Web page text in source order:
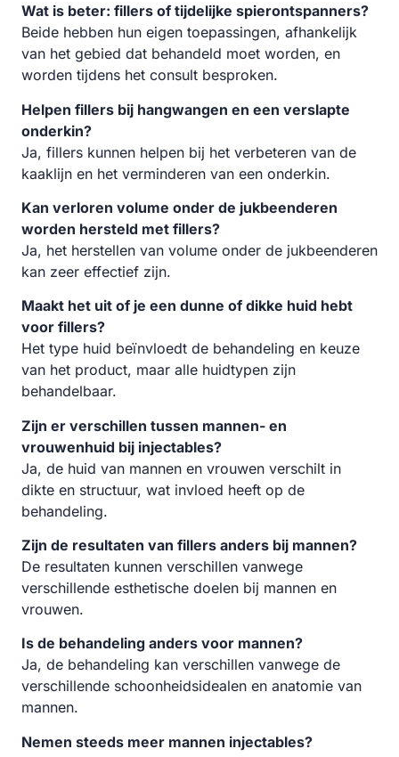
Wat is beter: fillers of tijdelijke spierontspanners?
Beide hebben hun eigen toepassingen, afhankelijk
van het gebied dat behandeld moet worden, en
worden tijdens het consult besproken.
Helpen fillers bij hangwangen en een verslapte
onderkin?
Ja, fillers kunnen helpen bij het verbeteren van de
kaaklijn en het verminderen van een onderkin.
Kan verloren volume onder de jukbeenderen
worden hersteld met fillers?
Ja, het herstellen van volume onder de jukbeenderen
kan zeer effectief zijn.
Maakt het uit of je een dunne of dikke huid hebt
voor fillers?
Het type huid beïnvloedt de behandeling en keuze
van het product, maar alle huidtypen zijn
behandelbaar.
Zijn er verschillen tussen mannen- en
vrouwenhuid bij injectables?
Ja, de huid van mannen en vrouwen verschilt in
dikte en structuur, wat invloed heeft op de
behandeling.
Zijn de resultaten van fillers anders bij mannen?
De resultaten kunnen verschillen vanwege
verschillende esthetische doelen bij mannen en
vrouwen.
Is de behandeling anders voor mannen?
Ja, de behandeling kan verschillen vanwege de
verschillende schoonheidsidealen en anatomie van
mannen.
Nemen steeds meer mannen injectables?